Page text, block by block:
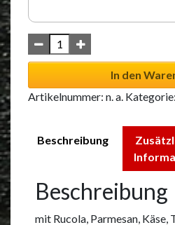
In den
Artikelnummer: n. a. Kategorie:
Beschreibung
Beschreibung
mit Rucola, Parmesan, Käse,